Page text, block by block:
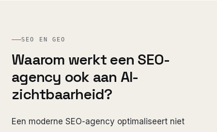
SEO EN GEO
Waarom werkt een SEO-
agency ook aan AI-
zichtbaarheid?
Een moderne SEO-agency optimaliseert niet